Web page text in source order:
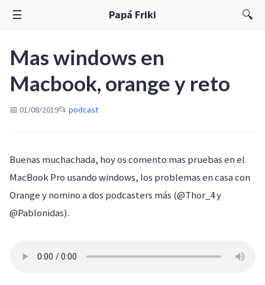
☰ Papá Friki 🔍
Mas windows en
Macbook, orange y reto
📅 01/08/2019📂 podcast
Buenas muchachada, hoy os comento mas pruebas en el
MacBook Pro usando windows, los problemas en casa con
Orange y nomino a dos podcasters más (@Thor_4 y
@Pablonidas).